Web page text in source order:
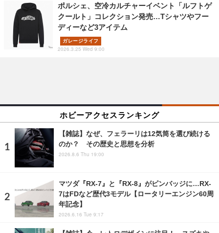
ポルシェ、空冷カルチャーイベント「ルフトゲ
クールト」コレクション発売…Tシャツやフー
ディーなど3アイテム
ガレージライフ
2026.3.25 Wed 9:00
ホビーアクセスランキング
【雑誌】なぜ、フェラーリは12気筒を選び続ける
のか？ その歴史と思想を分析
2026.8.6 Thu 19:00
マツダ『RX-7』と『RX-8』がピンバッジに…RX-
7はFDなど歴代3モデル【ロータリーエンジン60周
年記念】
2026.6.16 Tue 9:17